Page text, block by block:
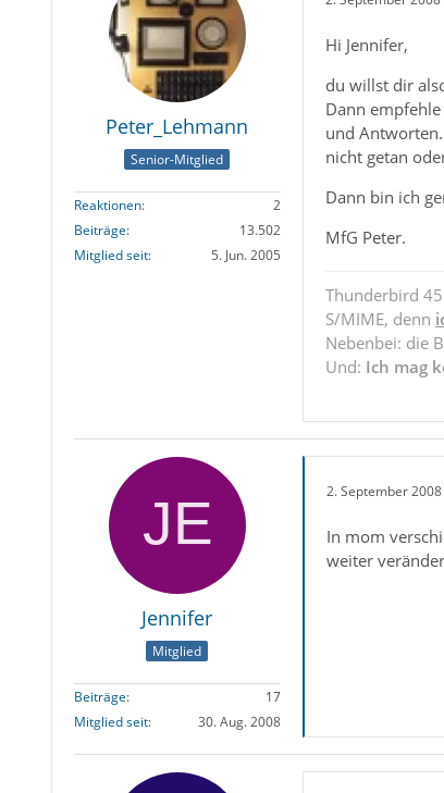
Peter_Lehmann
Senior-Mitglied
Reaktionen
2
Beiträge
13.502
Mitglied seit
5. Jun. 2005
Hi Jennifer,
du willst dir
Dann
und
nicht getan
Dann bin ich
MfG Peter.
Thunderbird
S/MIME, denn
Nebenbei: die
Und: Ich mag
Jennifer
Mitglied
Beiträge
17
Mitglied seit
30. Aug. 2008
2. September
In mom
weiter